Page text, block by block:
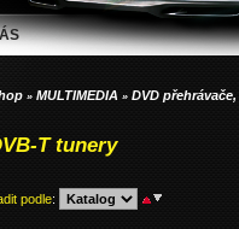
» MULTIMEDIA » DVD
T tunery
podle: